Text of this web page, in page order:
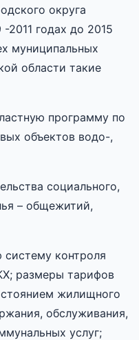
округа
2011 годах до 2015
муниципальных
области такие
программу по
объектов водо-,
социального,
– общежитий,
контроля
размеры тарифов
жилищного
обслуживания,
услуг;